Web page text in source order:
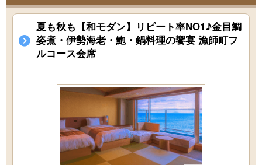
夏も秋も【和モダン】リピート率NO1♪金目鯛
姿煮・伊勢海老・鮑・鍋料理の饗宴 漁師町フ
ルコース会席